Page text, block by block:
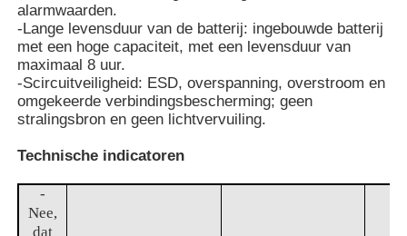
alarmwaarden.
-Lange levensduur van de batterij: ingebouwde batterij
met een hoge capaciteit, met een levensduur van
maximaal 8 uur.
-Scircuitveiligheid: ESD, overspanning, overstroom en
omgekeerde verbindingsbescherming; geen
stralingsbron en geen lichtvervuiling.
Technische indicatoren
-
Nee,
dat